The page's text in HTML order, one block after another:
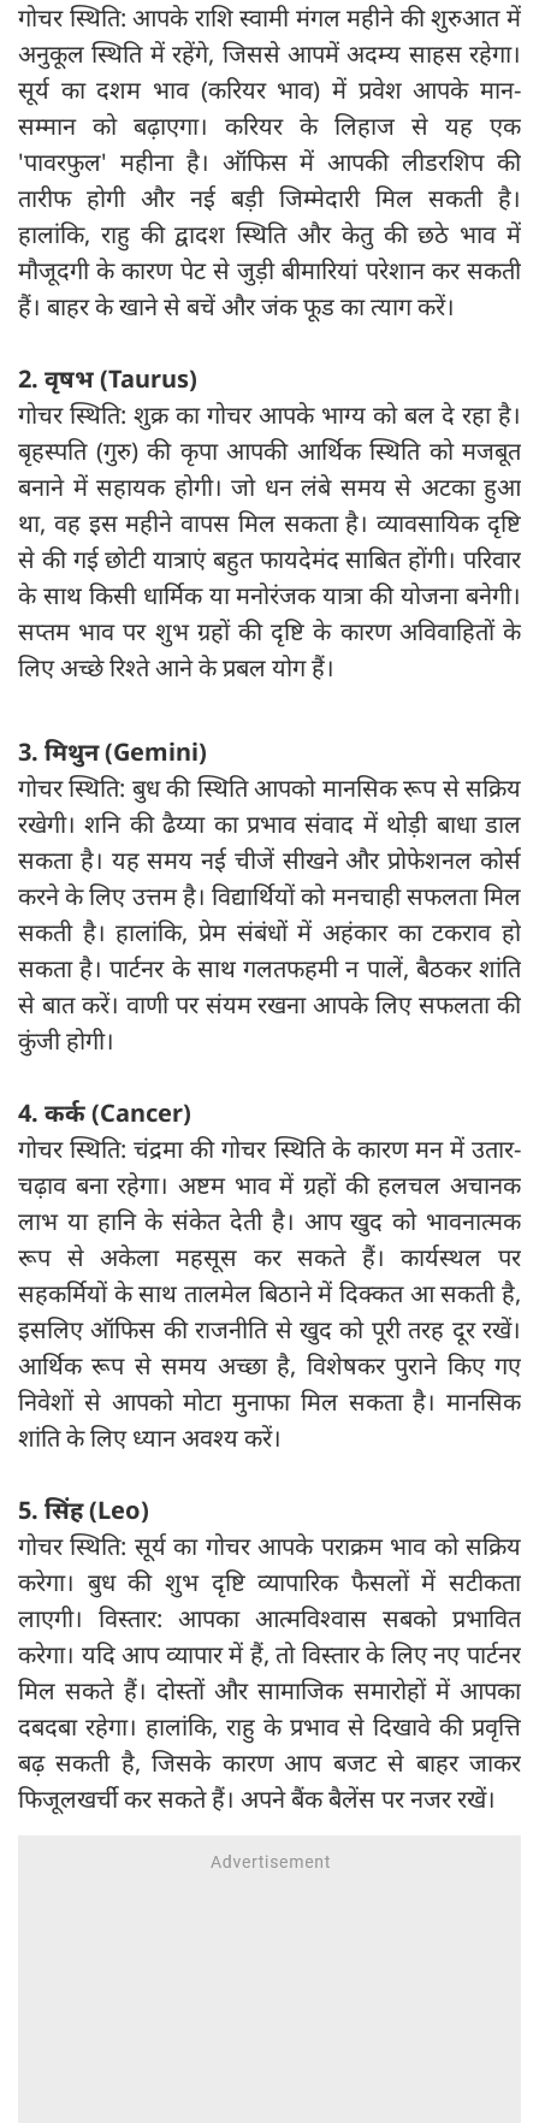
गोचर स्थिति: आपके राशि स्वामी मंगल महीने की शुरुआत में
अनुकूल स्थिति में रहेंगे, जिससे आपमें अदम्य साहस रहेगा।
सूर्य का दशम भाव (करियर भाव) में प्रवेश आपके मान-
सम्मान को बढ़ाएगा। करियर के लिहाज से यह एक
'पावरफुल' महीना है। ऑफिस में आपकी लीडरशिप की
तारीफ होगी और नई बड़ी जिम्मेदारी मिल सकती है।
हालांकि, राहु की द्वादश स्थिति और केतु की छठे भाव में
मौजूदगी के कारण पेट से जुड़ी बीमारियां परेशान कर सकती
हैं। बाहर के खाने से बचें और जंक फूड का त्याग करें।
2. वृषभ (Taurus)
गोचर स्थिति: शुक्र का गोचर आपके भाग्य को बल दे रहा है।
बृहस्पति (गुरु) की कृपा आपकी आर्थिक स्थिति को मजबूत
बनाने में सहायक होगी। जो धन लंबे समय से अटका हुआ
था, वह इस महीने वापस मिल सकता है। व्यावसायिक दृष्टि
से की गई छोटी यात्राएं बहुत फायदेमंद साबित होंगी। परिवार
के साथ किसी धार्मिक या मनोरंजक यात्रा की योजना बनेगी।
सप्तम भाव पर शुभ ग्रहों की दृष्टि के कारण अविवाहितों के
लिए अच्छे रिश्ते आने के प्रबल योग हैं।
3. मिथुन (Gemini)
गोचर स्थिति: बुध की स्थिति आपको मानसिक रूप से सक्रिय
रखेगी। शनि की ढैय्या का प्रभाव संवाद में थोड़ी बाधा डाल
सकता है। यह समय नई चीजें सीखने और प्रोफेशनल कोर्स
करने के लिए उत्तम है। विद्यार्थियों को मनचाही सफलता मिल
सकती है। हालांकि, प्रेम संबंधों में अहंकार का टकराव हो
सकता है। पार्टनर के साथ गलतफहमी न पालें, बैठकर शांति
से बात करें। वाणी पर संयम रखना आपके लिए सफलता की
कुंजी होगी।
4. कर्क (Cancer)
गोचर स्थिति: चंद्रमा की गोचर स्थिति के कारण मन में उतार-
चढ़ाव बना रहेगा। अष्टम भाव में ग्रहों की हलचल अचानक
लाभ या हानि के संकेत देती है। आप खुद को भावनात्मक
रूप से अकेला महसूस कर सकते हैं। कार्यस्थल पर
सहकर्मियों के साथ तालमेल बिठाने में दिक्कत आ सकती है,
इसलिए ऑफिस की राजनीति से खुद को पूरी तरह दूर रखें।
आर्थिक रूप से समय अच्छा है, विशेषकर पुराने किए गए
निवेशों से आपको मोटा मुनाफा मिल सकता है। मानसिक
शांति के लिए ध्यान अवश्य करें।
5. सिंह (Leo)
गोचर स्थिति: सूर्य का गोचर आपके पराक्रम भाव को सक्रिय
करेगा। बुध की शुभ दृष्टि व्यापारिक फैसलों में सटीकता
लाएगी। विस्तार: आपका आत्मविश्वास सबको प्रभावित
करेगा। यदि आप व्यापार में हैं, तो विस्तार के लिए नए पार्टनर
मिल सकते हैं। दोस्तों और सामाजिक समारोहों में आपका
दबदबा रहेगा। हालांकि, राहु के प्रभाव से दिखावे की प्रवृत्ति
बढ़ सकती है, जिसके कारण आप बजट से बाहर जाकर
फिजूलखर्ची कर सकते हैं। अपने बैंक बैलेंस पर नजर रखें।